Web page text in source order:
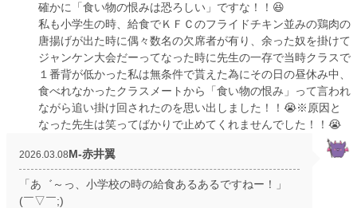
確かに「食い物の恨みは恐ろしい」ですな！！😆
私も小学生の時、給食でＫＦＣのフライドチキン並みの鶏肉の
唐揚げが出た時に偶々数名の欠席者が有り、余った奴を掛けて
ジャンケン大会だーってなった時に先生の一存で当時クラスで
１番背が低かった私は無条件で貰えた為にその日の昼休み中、
食べれなかったクラスメートから「食い物の恨み」って言われ
ながら追い掛け回されたのを思い出しました！！😭※原因と
なった先生は笑ってばかりで止めてくれませんでした！！😭
2026.03.08M‐赤井翼
「あ゛～っ、小学校の時の給食あるあるですねー！」
(￣▽￣;)